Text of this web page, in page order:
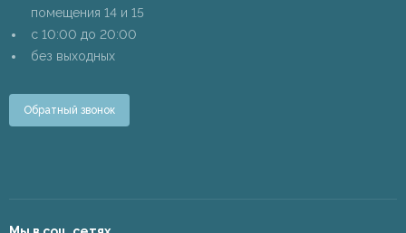
помещения 14 и 15
c 10:00 до 20:00
без выходных
Обратный звонок